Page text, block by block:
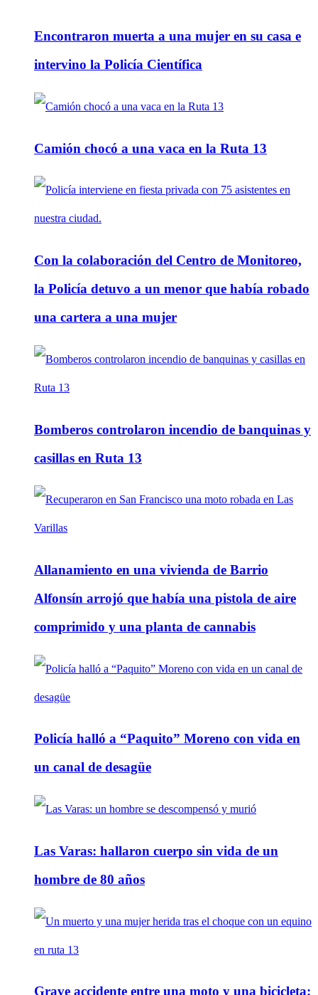
Encontraron muerta a una mujer en su casa e
intervino la Policía Científica
Camión chocó a una vaca en la Ruta 13
Con la colaboración del Centro de Monitoreo,
la Policía detuvo a un menor que había robado
una cartera a una mujer
Bomberos controlaron incendio de banquinas y
casillas en Ruta 13
Allanamiento en una vivienda de Barrio
Alfonsín arrojó que había una pistola de aire
comprimido y una planta de cannabis
Policía halló a “Paquito” Moreno con vida en
un canal de desagüe
Las Varas: hallaron cuerpo sin vida de un
hombre de 80 años
Grave accidente entre una moto y una bicicleta: